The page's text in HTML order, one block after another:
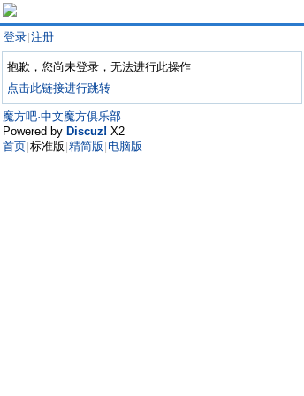
登录 注册
抱歉，您尚未登录，无法进行此操作
点击此链接进行跳转
魔方吧·中文魔方俱乐部
Powered by Discuz! X2
首页 标准版 精简版 电脑版